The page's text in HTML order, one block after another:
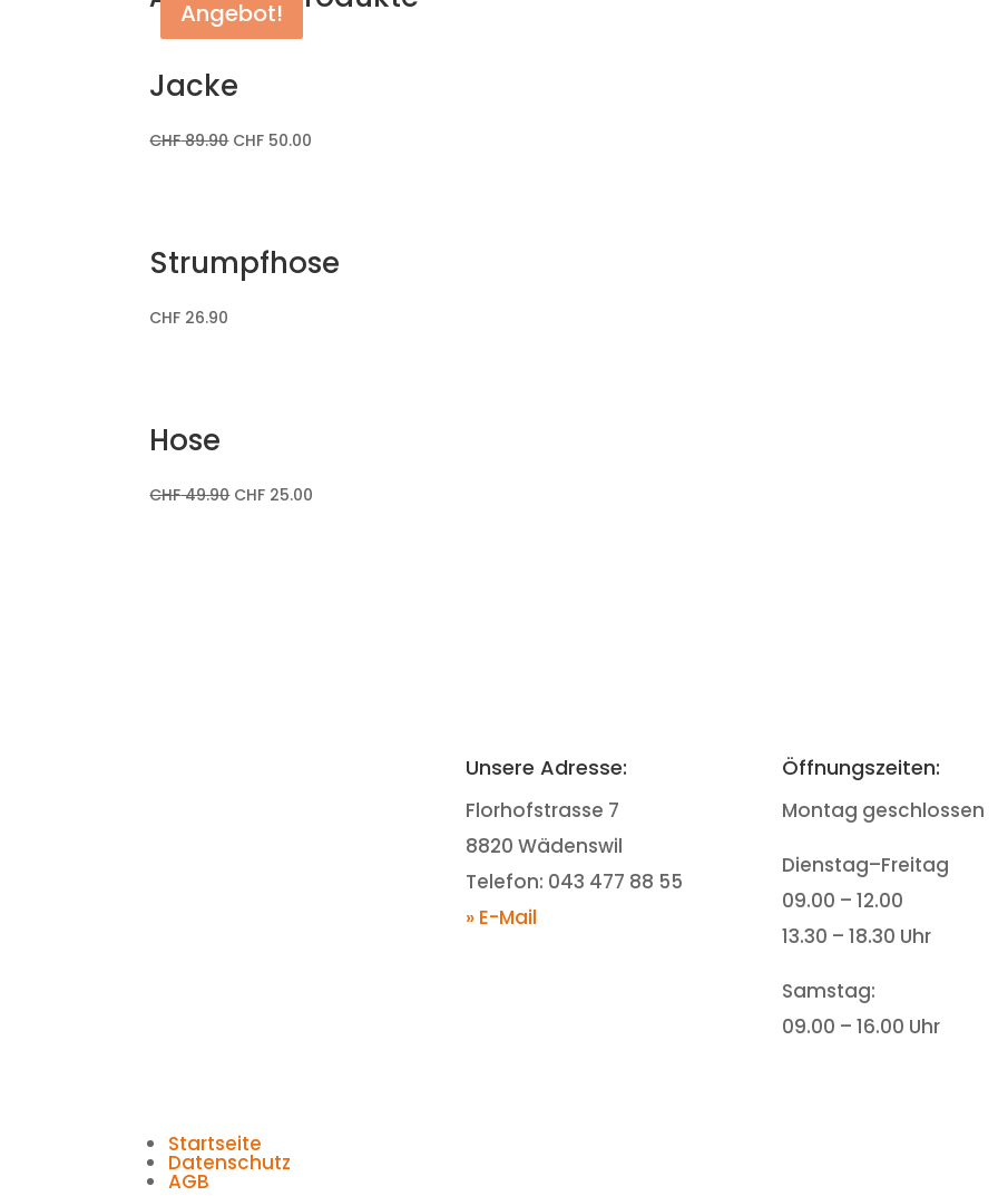
Angebot!
Jacke
CHF89.90 CHF 50.00
Strumpfhose
CHF 26.90
Angebot!
Hose
CHF49.90 CHF 25.00
Unsere Adresse:
Florhofstrasse 7
8820 Wädenswil
Telefon: 043 477 88 55
» E-Mail
Öffnungszeiten:
Montag geschlossen
Dienstag–Freitag
09.00 – 12.00
13.30 – 18.30 Uhr
Samstag:
09.00 – 16.00 Uhr
Startseite
Datenschutz
AGB